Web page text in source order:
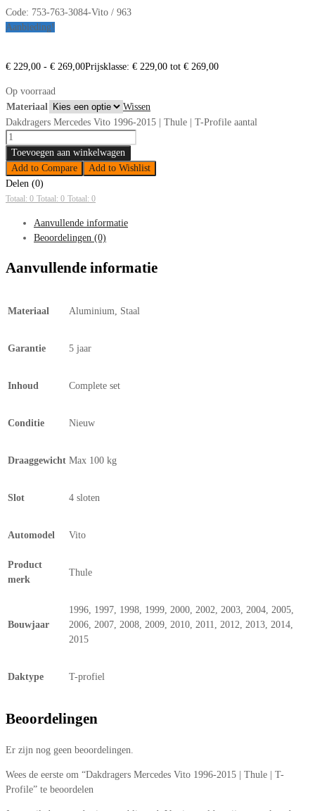
Code: 753-763-3084-Vito / 963
Aanbieding!
€ 229,00 - € 269,00Prijsklasse: € 229,00 tot € 269,00
Op voorraad
Materiaal
Wissen
Dakdragers Mercedes Vito 1996-2015 | Thule | T-Profile aantal
Toevoegen aan winkelwagen
Add to Compare
Add to Wishlist
Delen (0)
Totaal: 0 Totaal: 0 Totaal: 0
Aanvullende informatie
Beoordelingen (0)
Aanvullende informatie
Materiaal Aluminium, Staal
Garantie 5 jaar
Inhoud Complete set
Conditie Nieuw
Draaggewicht Max 100 kg
Slot 4 sloten
Automodel Vito
Product
merk
Thule
Bouwjaar
1996, 1997, 1998, 1999, 2000, 2002, 2003, 2004, 2005,
2006, 2007, 2008, 2009, 2010, 2011, 2012, 2013, 2014,
2015
Daktype T-profiel
Beoordelingen
Er zijn nog geen beoordelingen.
Wees de eerste om “Dakdragers Mercedes Vito 1996-2015 | Thule | T-
Profile” te beoordelen